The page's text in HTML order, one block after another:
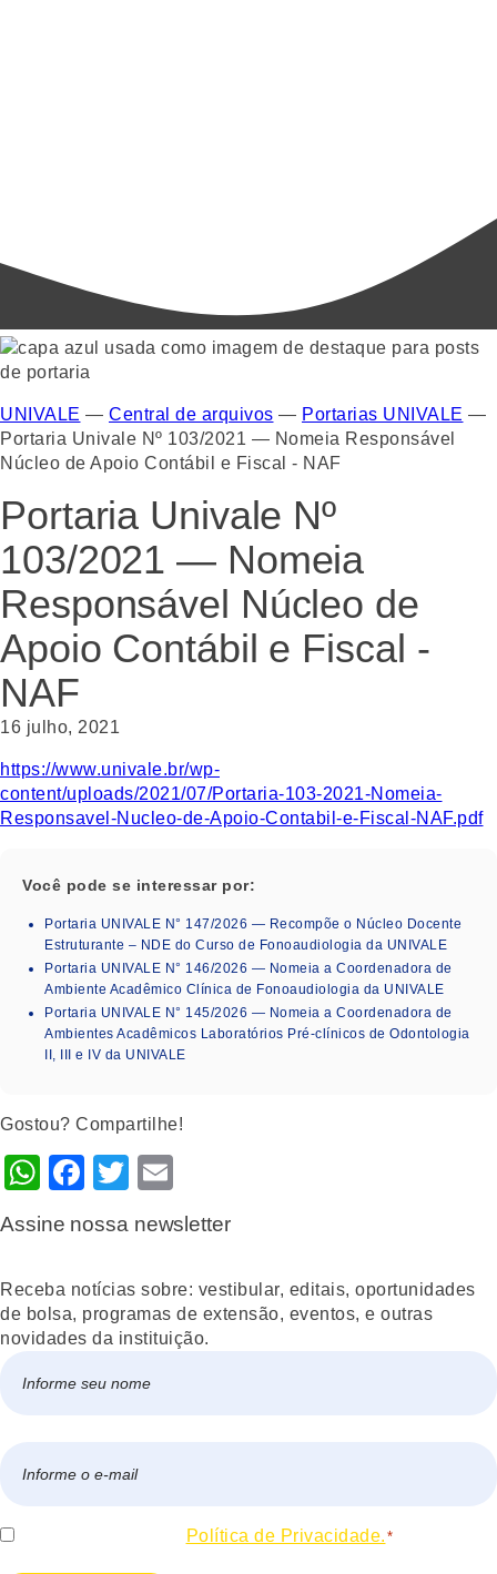
UNIVALE — Central de arquivos — Portarias UNIVALE —
Portaria Univale Nº 103/2021 — Nomeia Responsável
Núcleo de Apoio Contábil e Fiscal - NAF
Portaria Univale Nº
103/2021 — Nomeia
Responsável Núcleo de
Apoio Contábil e Fiscal -
NAF
16 julho, 2021
https://www.univale.br/wp-
content/uploads/2021/07/Portaria-103-2021-Nomeia-
Responsavel-Nucleo-de-Apoio-Contabil-e-Fiscal-NAF.pdf
Você pode se interessar por:
Portaria UNIVALE N° 147/2026 — Recompõe o Núcleo Docente
Estruturante – NDE do Curso de Fonoaudiologia da UNIVALE
Portaria UNIVALE N° 146/2026 — Nomeia a Coordenadora de
Ambiente Acadêmico Clínica de Fonoaudiologia da UNIVALE
Portaria UNIVALE N° 145/2026 — Nomeia a Coordenadora de
Ambientes Acadêmicos Laboratórios Pré-clínicos de Odontologia
II, III e IV da UNIVALE
Gostou? Compartilhe!
WhatsApp
Facebook
Twitter
Assine nossa newsletter
Receba notícias sobre: vestibular, editais, oportunidades
de bolsa, programas de extensão, eventos, e outras
novidades da instituição.
mail
Consentir Política de Privacidade. *